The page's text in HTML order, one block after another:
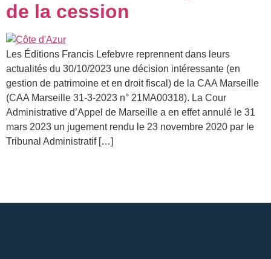
de la cession
Les Éditions Francis Lefebvre reprennent dans leurs
actualités du 30/10/2023 une décision intéressante (en
gestion de patrimoine et en droit fiscal) de la CAA Marseille
(CAA Marseille 31-3-2023 n° 21MA00318). La Cour
Administrative d’Appel de Marseille a en effet annulé le 31
mars 2023 un jugement rendu le 23 novembre 2020 par le
Tribunal Administratif […]